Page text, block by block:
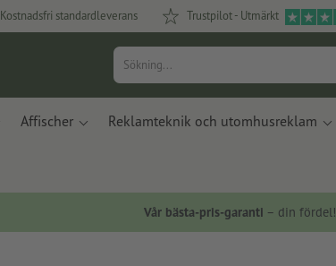
Kostnadsfri standardleverans Trustpilot - Utmärkt
Affischer Reklamteknik och utomhusreklam
Vår bästa-pris-garanti – din fördel!